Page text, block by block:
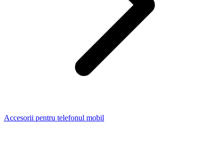
Accesorii pentru telefonul mobil